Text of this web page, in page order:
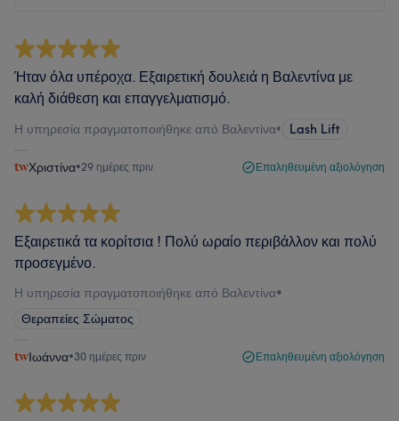
Ήταν όλα υπέροχα. Εξαιρετική δουλειά η Βαλεντίνα με
καλή διάθεση και επαγγελματισμό.
Η υπηρεσία πραγματοποιήθηκε από Βαλεντίνα• Lash Lift
Χριστίνα•29 ημέρες πριν Επαληθευμένη αξιολόγηση
Εξαιρετικά τα κορίτσια ! Πολύ ωραίο περιβάλλον και πολύ
προσεγμένο.
Η υπηρεσία πραγματοποιήθηκε από Βαλεντίνα•
Θεραπείες Σώματος
Ιωάννα•30 ημέρες πριν Επαληθευμένη αξιολόγηση